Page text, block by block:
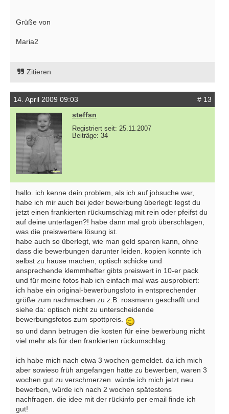
Grüße von
Maria2
Zitieren
14. April 2009 09:03
# 13
steffsn
Registriert seit: 25.11.2007
Beiträge: 34
hallo. ich kenne dein problem, als ich auf jobsuche war,
habe ich mir auch bei jeder bewerbung überlegt: legst du
jetzt einen frankierten rückumschlag mit rein oder pfeifst du
auf deine unterlagen?! habe dann mal grob überschlagen,
was die preiswertere lösung ist.
habe auch so überlegt, wie man geld sparen kann, ohne
dass die bewerbungen darunter leiden. kopien konnte ich
selbst zu hause machen, optisch schicke und
ansprechende klemmhefter gibts preiswert in 10-er pack
und für meine fotos hab ich einfach mal was ausprobiert:
ich habe ein original-bewerbungsfoto in entsprechender
größe zum nachmachen zu z.B. rossmann geschafft und
siehe da: optisch nicht zu unterscheidende
bewerbungsfotos zum spottpreis.
so und dann betrugen die kosten für eine bewerbung nicht
viel mehr als für den frankierten rückumschlag.
ich habe mich nach etwa 3 wochen gemeldet. da ich mich
aber sowieso früh angefangen hatte zu bewerben, waren 3
wochen gut zu verschmerzen. würde ich mich jetzt neu
bewerben, würde ich nach 2 wochen spätestens
nachfragen. die idee mit der rückinfo per email finde ich
gut!